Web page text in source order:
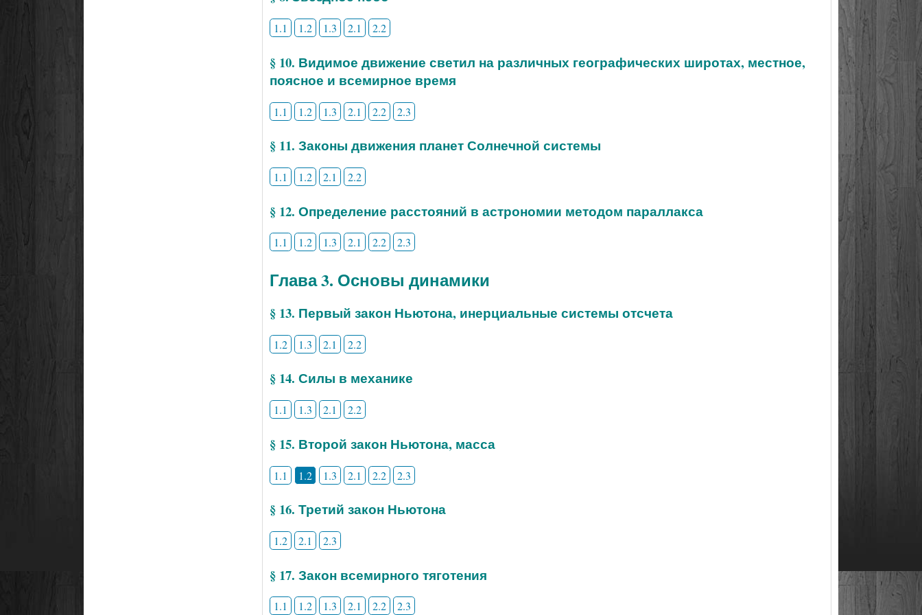
1.1 1.2 1.3 2.1 2.2
§ 10. Видимое движение светил на различных географических широтах, местное,
поясное и всемирное время
1.1 1.2 1.3 2.1 2.2 2.3
§ 11. Законы движения планет Солнечной системы
1.1 1.2 2.1 2.2
§ 12. Определение расстояний в астрономии методом параллакса
1.1 1.2 1.3 2.1 2.2 2.3
Глава 3. Основы динамики
§ 13. Первый закон Ньютона, инерциальные системы отсчета
1.2 1.3 2.1 2.2
§ 14. Силы в механике
1.1 1.3 2.1 2.2
§ 15. Второй закон Ньютона, масса
1.1 1.2 1.3 2.1 2.2 2.3
§ 16. Третий закон Ньютона
1.2 2.1 2.3
§ 17. Закон всемирного тяготения
1.1 1.2 1.3 2.1 2.2 2.3